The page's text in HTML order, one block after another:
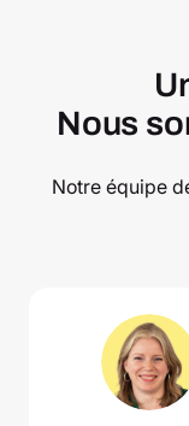
Nous
Notre équipe